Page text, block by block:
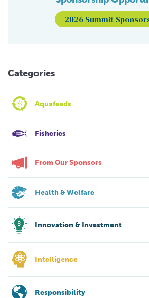
2026 Summit
Categories
Aquafeeds
Fisheries
From Our Sponsors
Health & Welfare
Innovation & Investment
Intelligence
Responsibility